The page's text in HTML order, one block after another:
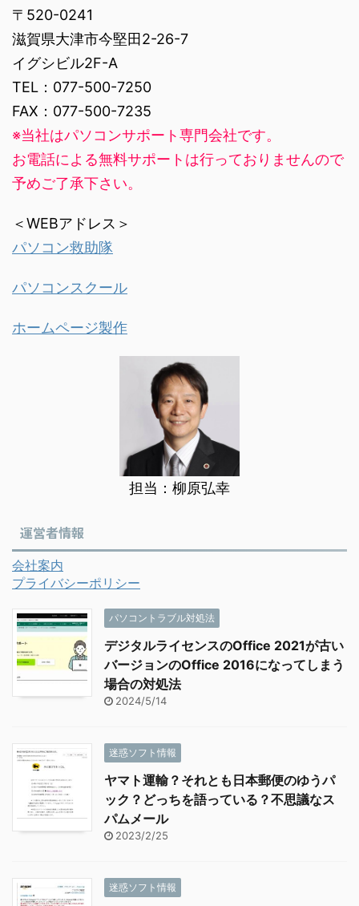
〒520-0241
滋賀県大津市今堅田2-26-7
イグシビル2F-A
TEL：077-500-7250
FAX：077-500-7235
※当社はパソコンサポート専門会社です。
お電話による無料サポートは行っておりませんので
予めご了承下さい。
＜WEBアドレス＞
パソコン救助隊
パソコンスクール
ホームページ製作
担当：柳原弘幸
運営者情報
会社案内
プライバシーポリシー
パソコントラブル対処法
デジタルライセンスのOffice 2021が古い
バージョンのOffice 2016になってしまう
場合の対処法
2024/5/14
迷惑ソフト情報
ヤマト運輸？それとも日本郵便のゆうパ
ック？どっちを語っている？不思議なス
パムメール
2023/2/25
迷惑ソフト情報